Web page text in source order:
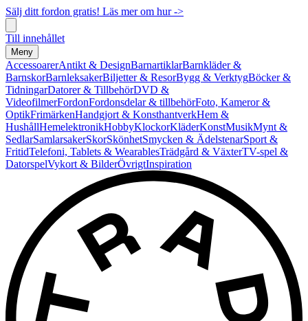
Sälj ditt fordon gratis! Läs mer om hur ->
Till innehållet
Meny
AccessoarerAntikt & DesignBarnartiklarBarnkläder &
BarnskorBarnleksakerBiljetter & ResorBygg & VerktygBöcker &
TidningarDatorer & TillbehörDVD &
VideofilmerFordonFordonsdelar & tillbehörFoto, Kameror &
OptikFrimärkenHandgjort & KonsthantverkHem &
HushållHemelektronikHobbyKlockorKläderKonstMusikMynt &
SedlarSamlarsakerSkorSkönhetSmycken & ÄdelstenarSport &
FritidTelefoni, Tablets & WearablesTrädgård & VäxterTV-spel &
DatorspelVykort & BilderÖvrigtInspiration